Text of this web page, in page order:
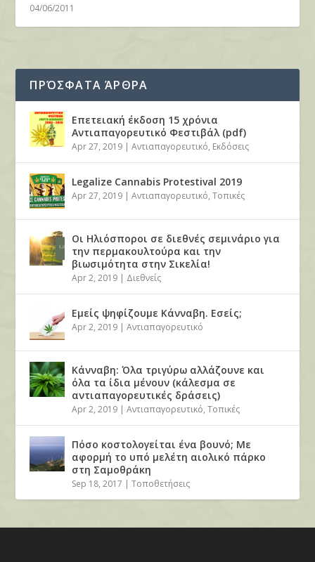
04/06/2011
ΠΡΌΣΦΑΤΑ ΆΡΘΡΑ
Επετειακή έκδοση 15 χρόνια
Αντιαπαγορευτικό Φεστιβάλ (pdf)
Apr 27, 2019 |Αντιαπαγορευτικό, Εκδόσεις
Legalize Cannabis Protestival 2019
Apr 27, 2019 |Αντιαπαγορευτικό,Τοπικές
Οι Ηλιόσποροι σε διεθνές σεμινάριο για
την περμακουλτούρα και την
βιωσιμότητα στην Σικελία!
Apr 2, 2019 | Διεθνείς
Εμείς ψηφίζουμε Κάνναβη. Εσείς;
Apr 2, 2019 |Αντιαπαγορευτικό
Κάνναβη: Όλα τριγύρω αλλάζουνε και
όλα τα ίδια μένουν (κάλεσμα σε
αντιαπαγορευτικές δράσεις)
Apr 2, 2019 |Αντιαπαγορευτικό,Τοπικές
Πόσο κοστολογείται ένα βουνό; Με
αφορμή το υπό μελέτη αιολικό πάρκο
στη Σαμοθράκη
Sep 18, 2017 |Τοποθετήσεις